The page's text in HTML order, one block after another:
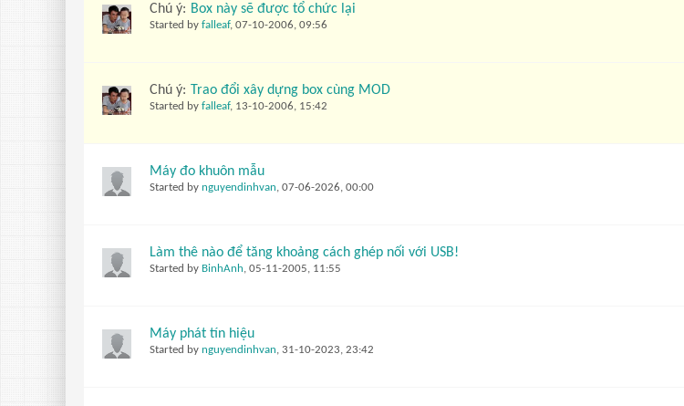
Chú ý: Box này sẽ được tổ chức lại
Started by falleaf, 07-10-2006, 09:56
Chú ý: Trao đổi xây dựng box cùng MOD
Started by falleaf, 13-10-2006, 15:42
Máy đo khuôn mẫu
Started by nguyendinhvan, 07-06-2026, 00:00
Làm thê nào để tăng khoảng cách ghép nối với USB!
Started by BinhAnh, 05-11-2005, 11:55
Máy phát tín hiệu
Started by nguyendinhvan, 31-10-2023, 23:42